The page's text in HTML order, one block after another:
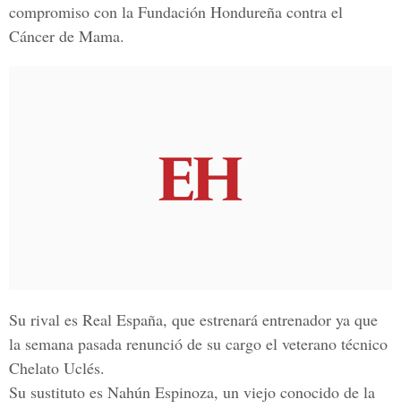
compromiso con la Fundación Hondureña contra el
Cáncer de Mama.
Su rival es Real España, que estrenará entrenador ya que
la semana pasada renunció de su cargo el veterano técnico
Chelato Uclés.
Su sustituto es Nahún Espinoza, un viejo conocido de la